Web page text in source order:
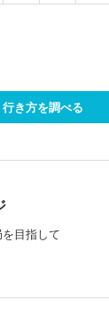
行き方を調べる
目指して